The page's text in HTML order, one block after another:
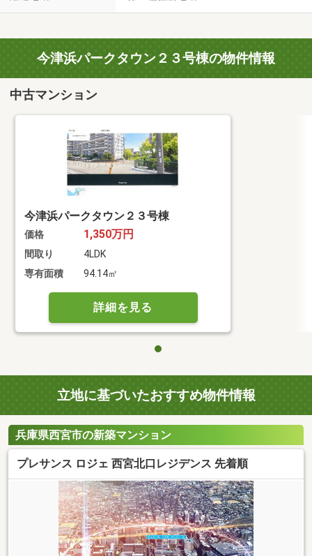
今津浜パークタウン２３号棟の物件情報
中古マンション
今津浜パークタウン２３号棟
価格 1,350万円
間取り
4LDK
専有面積
94.14㎡
詳細を見る
立地に基づいたおすすめ物件情報
兵庫県西宮市の新築マンション
プレサンス ロジェ 西宮北口レジデンス 先着順